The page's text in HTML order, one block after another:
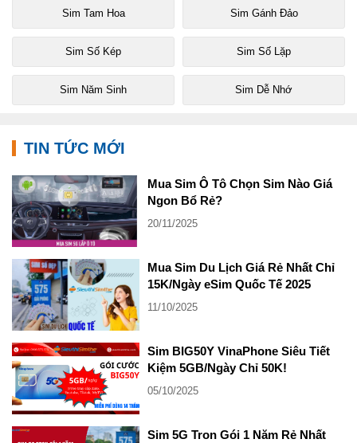
Sim Tam Hoa Sim Gánh Đảo
Sim Số Kép Sim Số Lặp
Sim Năm Sinh Sim Dễ Nhớ
TIN TỨC MỚI
Mua Sim Ô Tô Chọn Sim Nào Giá
Ngon Bổ Rẻ?
20/11/2025
Mua Sim Du Lịch Giá Rẻ Nhất Chỉ
15K/Ngày eSim Quốc Tế 2025
11/10/2025
Sim BIG50Y VinaPhone Siêu Tiết
Kiệm 5GB/Ngày Chỉ 50K!
05/10/2025
Sim 5G Tron Gói 1 Năm Rẻ Nhất